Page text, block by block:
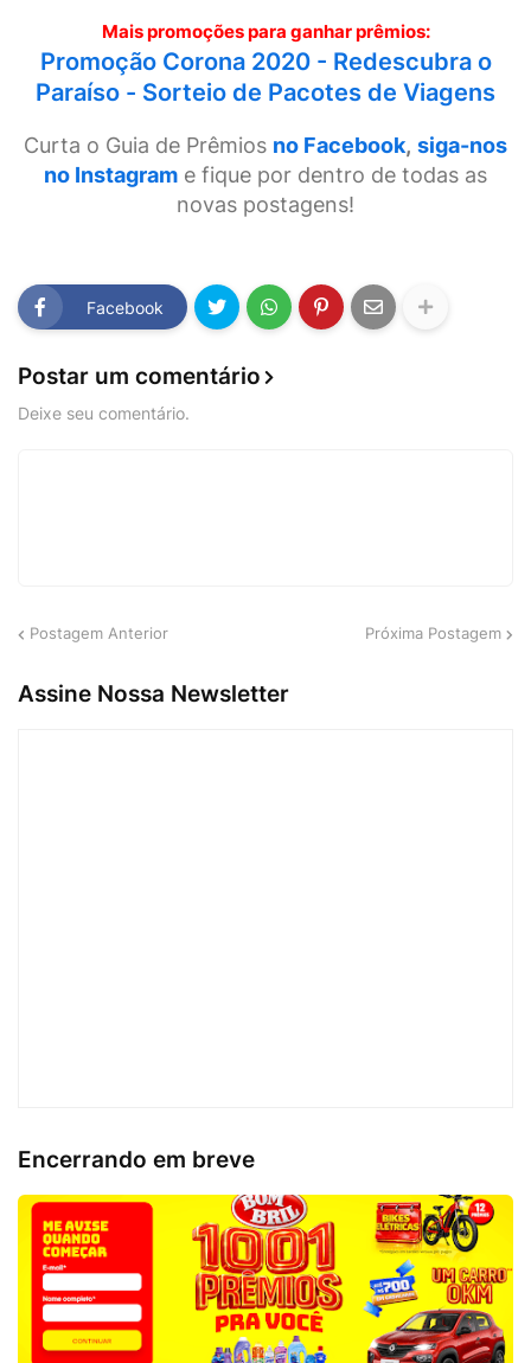
Mais promoções para ganhar prêmios:
Promoção Corona 2020 - Redescubra o
Paraíso - Sorteio de Pacotes de Viagens
Curta o Guia de Prêmios no Facebook, siga-nos
no Instagram e fique por dentro de todas as
novas postagens!
Facebook
Postar um comentário
Deixe seu comentário.
Postagem Anterior Próxima Postagem
Assine Nossa Newsletter
Encerrando em breve